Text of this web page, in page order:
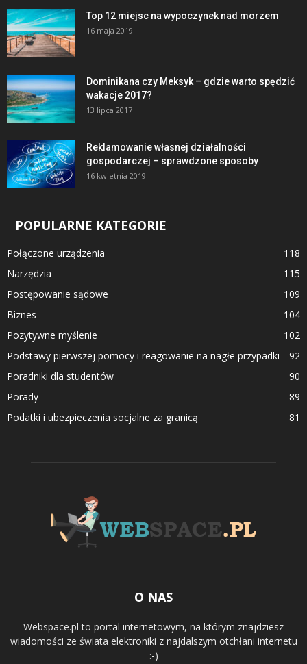
Top 12 miejsc na wypoczynek nad morzem
16 maja 2019
Dominikana czy Meksyk – gdzie warto spędzić
wakacje 2017?
13 lipca 2017
Reklamowanie własnej działalności
gospodarczej – sprawdzone sposoby
16 kwietnia 2019
POPULARNE KATEGORIE
Połączone urządzenia
118
Narzędzia
115
Postępowanie sądowe
109
Biznes
104
Pozytywne myślenie
102
Podstawy pierwszej pomocy i reagowanie na nagłe przypadki
92
Poradniki dla studentów
90
Porady
89
Podatki i ubezpieczenia socjalne za granicą
81
O NAS
Webspace.pl to portal internetowym, na którym znajdziesz
wiadomości ze świata elektroniki z najdalszym otchłani internetu
:-)